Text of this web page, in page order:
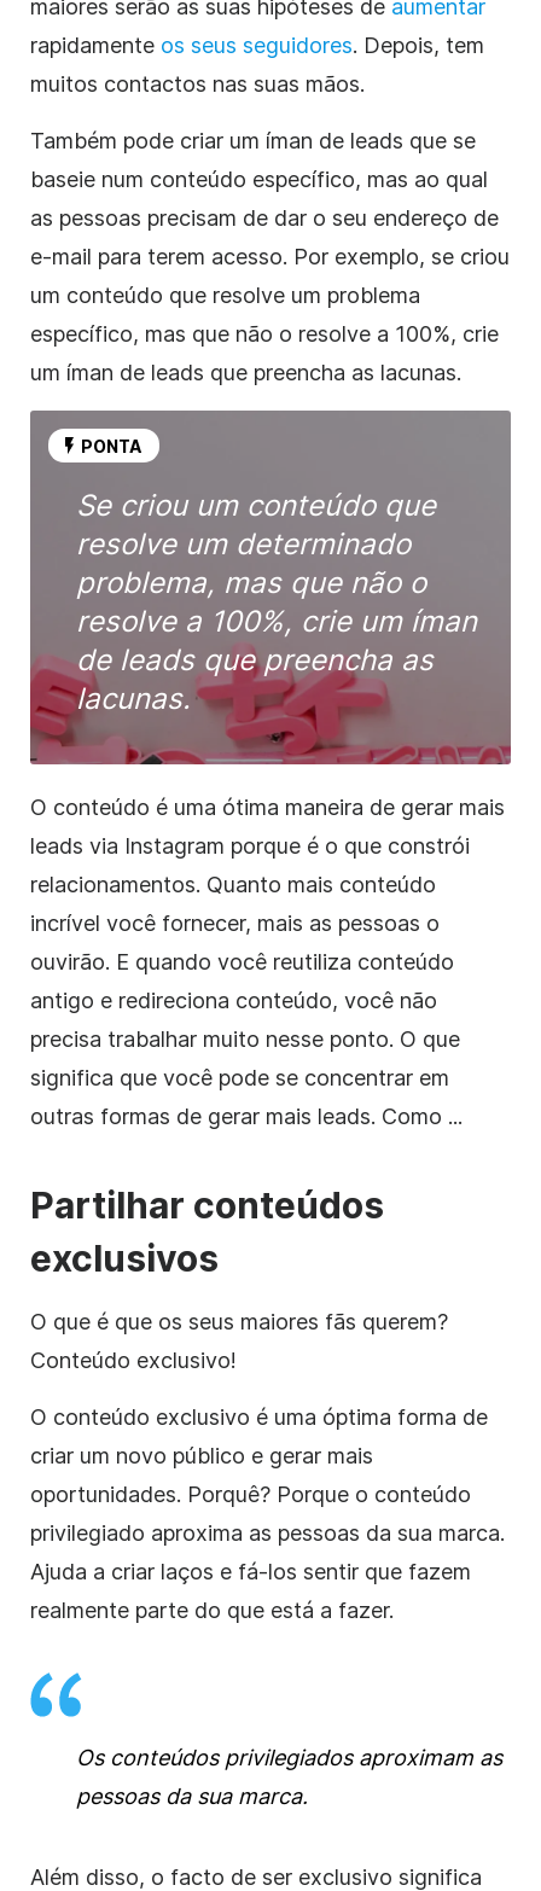
maiores serão as suas hipóteses de aumentar
rapidamente os seus seguidores. Depois, tem
muitos contactos nas suas mãos.
Também pode criar um íman de leads que se
baseie num conteúdo específico, mas ao qual
as pessoas precisam de dar o seu endereço de
e-mail para terem acesso. Por exemplo, se criou
um conteúdo que resolve um problema
específico, mas que não o resolve a 100%, crie
um íman de leads que preencha as lacunas.
PONTA
Se criou um conteúdo que
resolve um determinado
problema, mas que não o
resolve a 100%, crie um íman
de leads que preencha as
lacunas.
O conteúdo é uma ótima maneira de gerar mais
leads via Instagram porque é o que constrói
relacionamentos. Quanto mais conteúdo
incrível você fornecer, mais as pessoas o
ouvirão. E quando você reutiliza conteúdo
antigo e redireciona conteúdo, você não
precisa trabalhar muito nesse ponto. O que
significa que você pode se concentrar em
outras formas de gerar mais leads. Como ...
Partilhar conteúdos
exclusivos
O que é que os seus maiores fãs querem?
Conteúdo exclusivo!
O conteúdo exclusivo é uma óptima forma de
criar um novo público e gerar mais
oportunidades. Porquê? Porque o conteúdo
privilegiado aproxima as pessoas da sua marca.
Ajuda a criar laços e fá-los sentir que fazem
realmente parte do que está a fazer.
Os conteúdos privilegiados aproximam as
pessoas da sua marca.
Além disso, o facto de ser exclusivo significa